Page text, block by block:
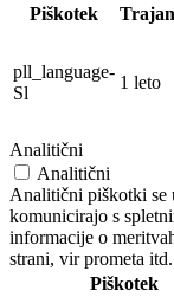
Piškotek
pll_language-
Sl
1 leto
Analitični
Analitični
Analitični piškotki se
komunicirajo s
informacije o
strani, vir prometa itd.
Piškotek